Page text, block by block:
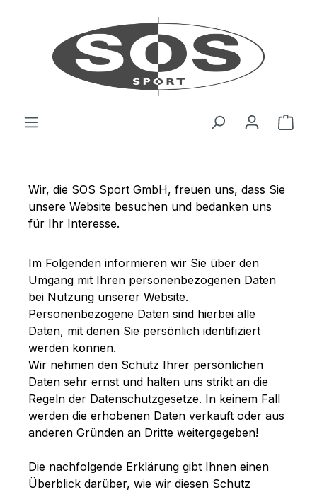
Wir, die SOS Sport GmbH, freuen uns, dass Sie
unsere Website besuchen und bedanken uns
für Ihr Interesse.
Im Folgenden informieren wir Sie über den
Umgang mit Ihren personenbezogenen Daten
bei Nutzung unserer Website.
Personenbezogene Daten sind hierbei alle
Daten, mit denen Sie persönlich identifiziert
werden können.
Wir nehmen den Schutz Ihrer persönlichen
Daten sehr ernst und halten uns strikt an die
Regeln der Datenschutzgesetze. In keinem Fall
werden die erhobenen Daten verkauft oder aus
anderen Gründen an Dritte weitergegeben!
Die nachfolgende Erklärung gibt Ihnen einen
Überblick darüber, wie wir diesen Schutz